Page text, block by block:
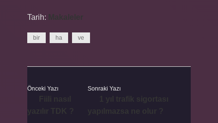
Tarih: Makaleler
bir ha ve
Önceki Yazı Sonraki Yazı